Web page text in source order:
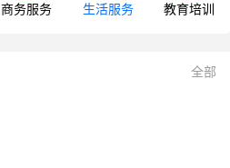
商务服务 生活服务 教育培训
全部